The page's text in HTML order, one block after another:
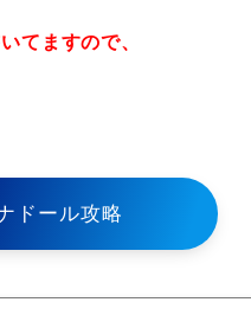
てますので、
ドール攻略